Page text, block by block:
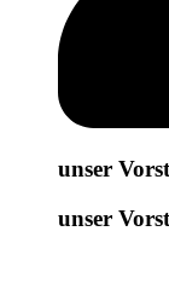
unser
unser